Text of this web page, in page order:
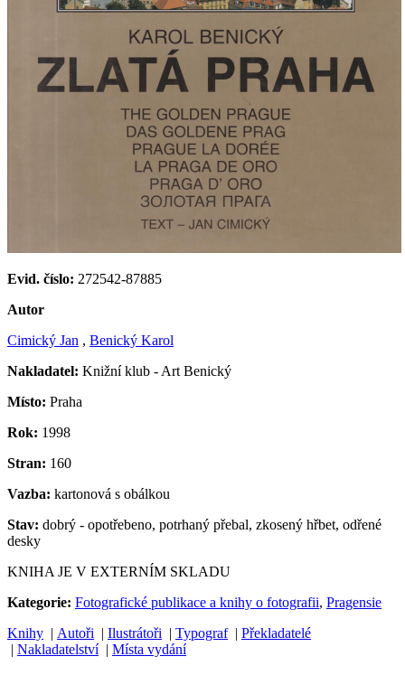
Evid. číslo: 272542-87885
Autor
Cimický Jan , Benický Karol
Nakladatel: Knižní klub - Art Benický
Místo: Praha
Rok: 1998
Stran: 160
Vazba: kartonová s obálkou
Stav: dobrý - opotřebeno, potrhaný přebal, zkosený hřbet, odřené
desky
KNIHA JE V EXTERNÍM SKLADU
Kategorie: Fotografické publikace a knihy o fotografii, Pragensie
Knihy | Autoři | Ilustrátoři | Typograf| Překladatelé
| Nakladatelství| Místa vydání